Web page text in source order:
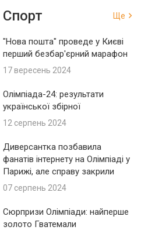
Спорт Ще
"Нова пошта" проведе у Києві
перший безбар'єрний марафон
17 вересень 2024
Олімпіада-24: результати
української збірної
12 серпень 2024
Диверсантка позбавила
фанатів інтернету на Олімпіаді у
Парижі, але справу закрили
07 серпень 2024
Сюрпризи Олімпіади: найперше
золото Гватемали